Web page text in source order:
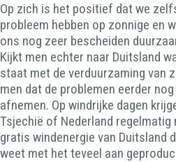
Op zich is het positief dat we
probleem hebben op zonnige en
ons nog zeer bescheiden
Kijkt men echter naar Duitsland
staat met de verduurzaming van
men dat de problemen eerder
afnemen. Op windrijke dagen
Tsjechië of Nederland regelmatig
gratis windenergie van Duitsland
weet met het teveel aan